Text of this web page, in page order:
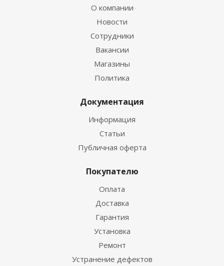
О компании
Новости
Сотрудники
Вакансии
Магазины
Политика
Документация
Информация
Статьи
Публичная оферта
Покупателю
Оплата
Доставка
Гарантия
Установка
Ремонт
Устранение дефектов